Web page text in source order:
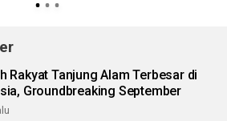
Rakyat Tanjung Alam Terbesar di
Groundbreaking September